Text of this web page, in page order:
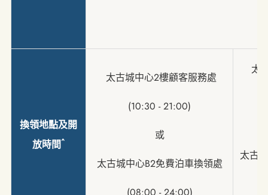
換領地點及開
放時間^
太古城中心2樓顧客服務處
(10:30 - 21:00)
或
太古城中心B2免費泊車換領處
太
太古